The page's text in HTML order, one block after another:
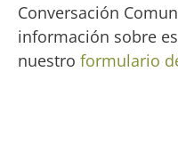
Conversación
información sobre
nuestro formulario